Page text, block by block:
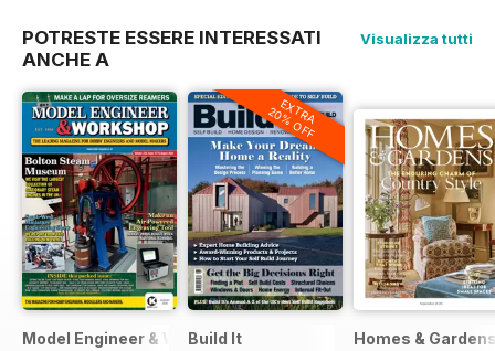
POTRESTE ESSERE INTERESSATI
ANCHE A
Visualizza tutti
Model Engineer & Workshop Magazine
EXTRA
20% OFF
Build It Homes &